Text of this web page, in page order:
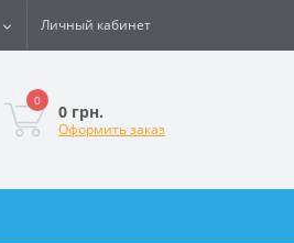
Личный кабинет
0
0 грн.
Оформить заказ